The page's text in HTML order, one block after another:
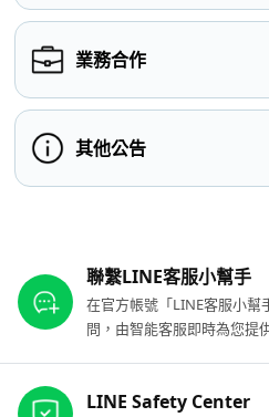
業務合作
其他公告
聯繫LINE客服小幫手
在官方帳號「LINE客服小幫
問，由智能客服即時為您提
LINE Safety Center